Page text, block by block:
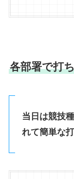
各部署で打
当日は競技
れて簡単な